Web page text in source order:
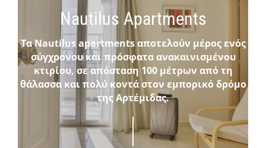
Nautilus Apartments
Τα Nautilus apartments αποτελούν μέρος ενός
σύγχρονου και πρόσφατα ανακαινισμένου
κτιρίου, σε απόσταση 100 μέτρων από τη
θάλασσα και πολύ κοντά στον εμπορικό δρόμο
της Αρτέμιδας.